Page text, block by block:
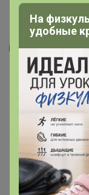
Вкусно.
‌детям очень
25 декабря,
На
удобные